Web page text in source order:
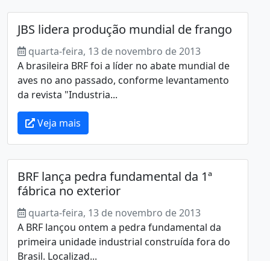
JBS lidera produção mundial de frango
quarta-feira, 13 de novembro de 2013
A brasileira BRF foi a líder no abate mundial de
aves no ano passado, conforme levantamento
da revista "Industria...
Veja mais
BRF lança pedra fundamental da 1ª
fábrica no exterior
quarta-feira, 13 de novembro de 2013
A BRF lançou ontem a pedra fundamental da
primeira unidade industrial construída fora do
Brasil. Localizad...